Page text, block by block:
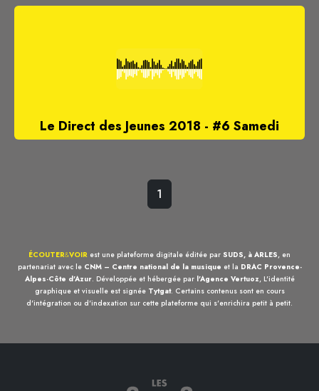
Le Direct des Jeunes 2018 - #6 Samedi
1
ÉCOUTER&VOIR est une plateforme digitale éditée par SUDS, à ARLES, en
partenariat avec le CNM – Centre national de la musique et la DRAC Provence-
Alpes-Côte d'Azur. Développée et hébergée par l'Agence Vertuoz, L'identité
graphique et visuelle est signée Tytgat. Certains contenus sont en cours
d'intégration ou d'indexation sur cette plateforme qui s'enrichira petit à petit.